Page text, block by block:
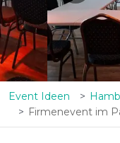
Event Ideen
Firmenevent im